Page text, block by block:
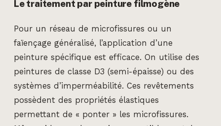
Le traitement par peinture filmogène
Pour un réseau de microfissures ou un
faïençage généralisé, l’application d’une
peinture spécifique est efficace. On utilise des
peintures de classe D3 (semi-épaisse) ou des
systèmes d’imperméabilité. Ces revêtements
possèdent des propriétés élastiques
permettant de « ponter » les microfissures.